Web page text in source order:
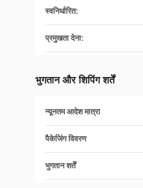
स्वनिर्धारित:
प्रमुखता देना:
भुगतान और शिपिंग शर्तें
न्यूनतम आदेश मात्रा
पैकेजिंग विवरण
भुगतान शर्तें